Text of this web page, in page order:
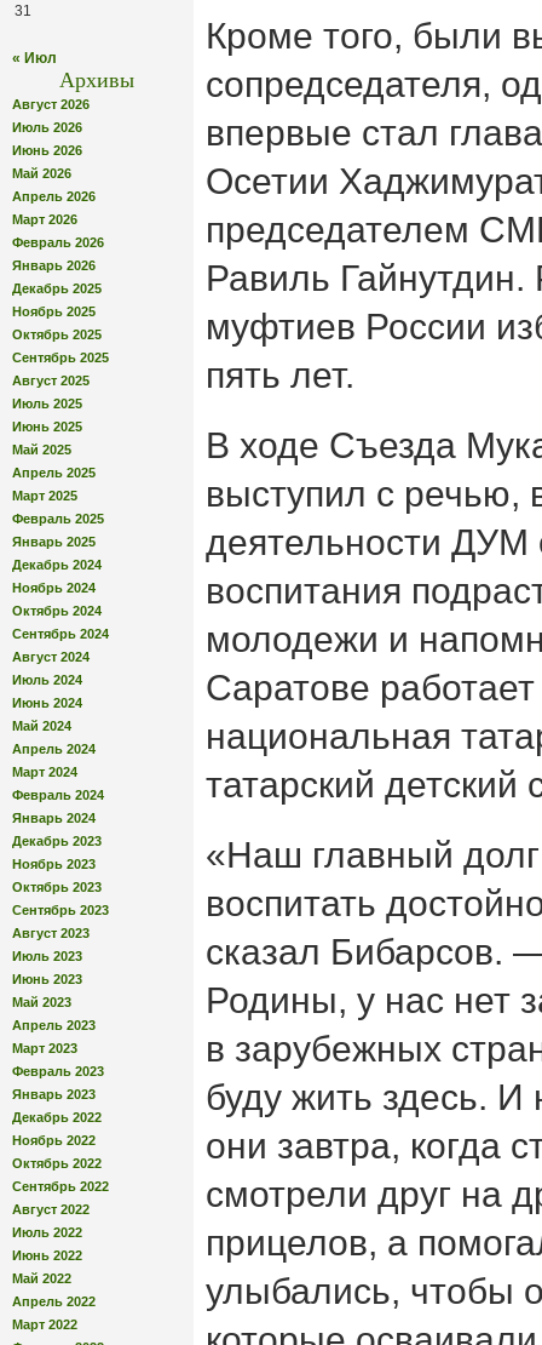
31
« Июл
Архивы
Август 2026
Июль 2026
Июнь 2026
Май 2026
Апрель 2026
Март 2026
Февраль 2026
Январь 2026
Декабрь 2025
Ноябрь 2025
Октябрь 2025
Сентябрь 2025
Август 2025
Июль 2025
Июнь 2025
Май 2025
Апрель 2025
Март 2025
Февраль 2025
Январь 2025
Декабрь 2024
Ноябрь 2024
Октябрь 2024
Сентябрь 2024
Август 2024
Июль 2024
Июнь 2024
Май 2024
Апрель 2024
Март 2024
Февраль 2024
Январь 2024
Декабрь 2023
Ноябрь 2023
Октябрь 2023
Сентябрь 2023
Август 2023
Июль 2023
Июнь 2023
Май 2023
Апрель 2023
Март 2023
Февраль 2023
Январь 2023
Декабрь 2022
Ноябрь 2022
Октябрь 2022
Сентябрь 2022
Август 2022
Июль 2022
Июнь 2022
Май 2022
Апрель 2022
Март 2022
Кроме того, были
сопредседателя,
впервые стал
Осетии
председателем
Равиль Гайнутдин.
муфтиев России
пять лет.
В ходе Съезда
выступил с речью,
деятельности ДУМ
воспитания
молодежи и
Саратове
национальная
татарский детский
«Наш главный
воспитать
сказал Бибарсов.
Родины, у нас нет
в зарубежных
буду жить здесь.
они завтра, когда
смотрели друг на
прицелов, а
улыбались, чтобы